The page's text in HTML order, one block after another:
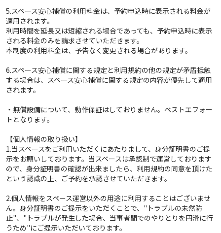
5.スペース安心補償の利用料金は、予約申込時に表示される料金が
適用されます。
利用時間を延長又は短縮される場合であっても、予約申込時に表示
される料金のみを請求させていただきます。
本制度の利用料金は、予告なく変更される場合があります。
6.スペース安心補償に関する規定と利用規約の他の規定が矛盾抵触
する場合は、スペース安心補償に関する規定の内容が優先して適用
されます。
・無償設備について、動作保証はしておりません。ベストエフォー
トとなります。
【個人情報の取り扱い】
1.当スペースをご利用いただくにあたりまして、身分証明書のご提
示をお願いしております。当スペースは承認制で運営しております
ので、身分証明書の確認が出来ましたら、利用規約の同意を頂けた
という認識の上、ご予約を承認させていただきます。
2.個人情報をスペース運営以外の用途に利用することはございませ
ん。身分証明書のご提示をいただくことで、"トラブルの未然防
止"、"トラブルが発生した場合、当事者間でのやりとりを円滑に行
うため"にご提示いただいております。